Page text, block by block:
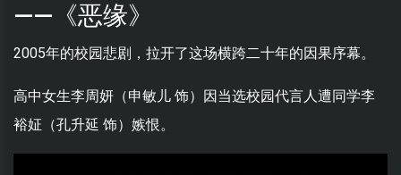
——《恶缘》
2005年的校园悲剧，拉开了这场横跨二十年的因果序幕。
高中女生李周妍（申敏儿 饰）因当选校园代言人遭同学李
裕姃（孔升延 饰）嫉恨。